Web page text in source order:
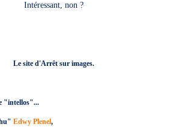
Intéressant, non ?
Le site d'Arrêt sur images.
"intellos"...
Edwy Plenel,